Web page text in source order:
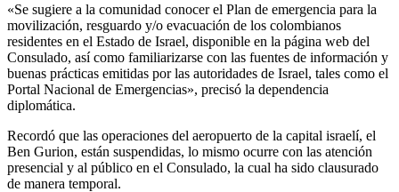
«Se sugiere a la comunidad conocer el Plan de emergencia para la
movilización, resguardo y/o evacuación de los colombianos
residentes en el Estado de Israel, disponible en la página web del
Consulado, así como familiarizarse con las fuentes de información y
buenas prácticas emitidas por las autoridades de Israel, tales como el
Portal Nacional de Emergencias», precisó la dependencia
diplomática.
Recordó que las operaciones del aeropuerto de la capital israelí, el
Ben Gurion, están suspendidas, lo mismo ocurre con las atención
presencial y al público en el Consulado, la cual ha sido clausurado
de manera temporal.